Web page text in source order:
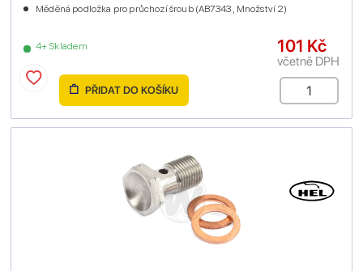
4+ Skladem
Měděná podložka pro průchozí šroub (AB7343 , Množství 2)
101 Kč
včetně DPH
PŘIDAT DO KOŠÍKU